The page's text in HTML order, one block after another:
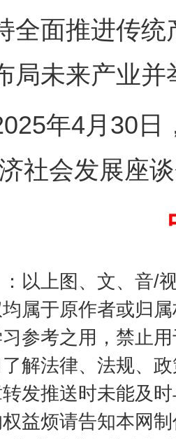
全面推进传
局未来产业
4月30日，
社会发展座
：以上图、文、音/
属于原作者或归
参考之用，禁止
解法律、法规、
发推送时未能及
益烦请告知本网
不息 一